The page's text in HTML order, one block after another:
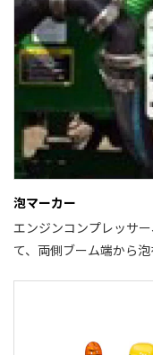
泡マーカー
エンジンコンプレッサ
て、両側ブーム端から泡